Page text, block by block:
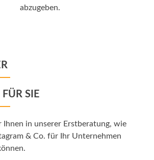
abzugeben.
FÜR SIE
Ihnen in unserer Erstberatung, wie
& Co. für Ihr Unternehmen